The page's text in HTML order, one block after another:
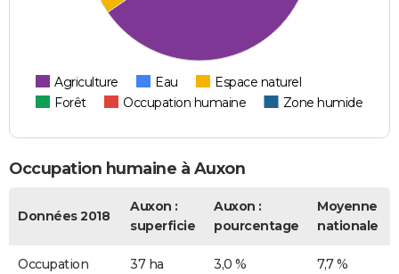
Agriculture Eau
Espace naturel
Forêt
Occupation humaine Zone humide
Occupation humaine à Auxon
Données 2018
Auxon :
superficie
Auxon :
pourcentage
Moyenne
nationale
Occupation
37 ha 3,0 % 7,7 %